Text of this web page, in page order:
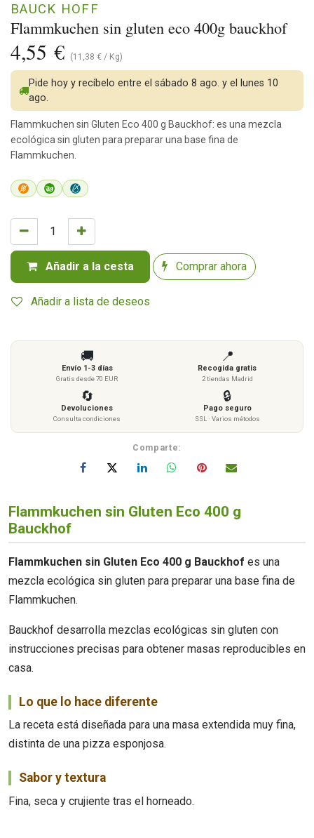
Flammkuchen sin gluten eco 400g bauckhof
BAUCK HOFF
4,55 € (11,38 € / Kg)
Añadir a la cesta Comprar ahora
Añadir a lista de deseos
Pide hoy y recíbelo entre el sábado 8 ago. y el lunes 10
ago.
Flammkuchen sin Gluten Eco 400 g Bauckhof: es una mezcla
ecológica sin gluten para preparar una base fina de
Flammkuchen.
🚚
Envío 1-3 días
Gratis desde 70 EUR
📍
Recogida gratis
2 tiendas Madrid
🔄
Devoluciones
Consulta condiciones
🔒
Pago seguro
SSL · Varios métodos
Comparte:
Flammkuchen sin Gluten Eco 400 g
Bauckhof
Flammkuchen sin Gluten Eco 400 g Bauckhof es una
mezcla ecológica sin gluten para preparar una base fina de
Flammkuchen.
Bauckhof desarrolla mezclas ecológicas sin gluten con
instrucciones precisas para obtener masas reproducibles en
casa.
Lo que lo hace diferente
La receta está diseñada para una masa extendida muy fina,
distinta de una pizza esponjosa.
Sabor y textura
Fina, seca y crujiente tras el horneado.